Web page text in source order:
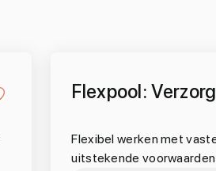
Flexpool:
Flexibel werken met
uitstekende voorwaarden